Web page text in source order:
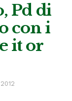
Pd di
con i
it or